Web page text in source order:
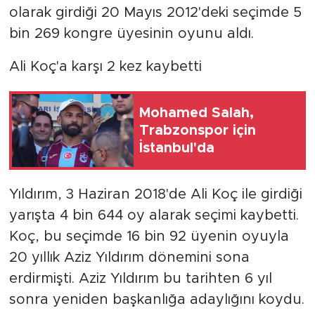
olarak girdiği 20 Mayıs 2012'deki seçimde 5
bin 269 kongre üyesinin oyunu aldı.
Ali Koç'a karşı 2 kez kaybetti
Mohamed Salah,
Trabzonspor için
İstanbul'da
Yıldırım, 3 Haziran 2018'de Ali Koç ile girdiği
yarışta 4 bin 644 oy alarak seçimi kaybetti.
Koç, bu seçimde 16 bin 92 üyenin oyuyla
20 yıllık Aziz Yıldırım dönemini sona
erdirmişti. Aziz Yıldırım bu tarihten 6 yıl
sonra yeniden başkanlığa adaylığını koydu.